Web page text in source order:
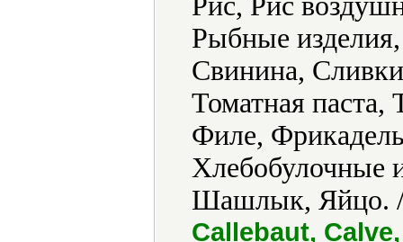
Рыбные
Свинина,
Томатная
Филе,
Хлебобулочные
Шашлык, Яйцо.
Callebaut,